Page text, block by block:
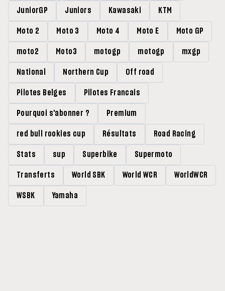
JuniorGP Juniors Kawasaki KTM
Moto 2 Moto 3 Moto 4 Moto E Moto GP
moto2 Moto3 motogp motogp mxgp
National Northern Cup Off road
Pilotes Belges Pilotes Francais
Pourquoi s'abonner ? Premium
red bull rookies cup Résultats Road Racing
Stats sup Superbike Supermoto
Transferts World SBK World WCR WorldWCR
WSBK Yamaha